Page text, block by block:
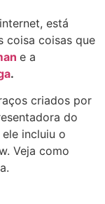
está
coisa coisas que
e a
.
criados por
do
incluiu o
Veja como